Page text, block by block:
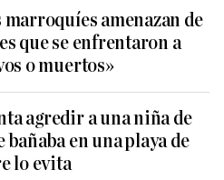
marroquíes amenazan de
que se enfrentaron a
o muertos»
agredir a una niña de
bañaba en una playa de
lo evita